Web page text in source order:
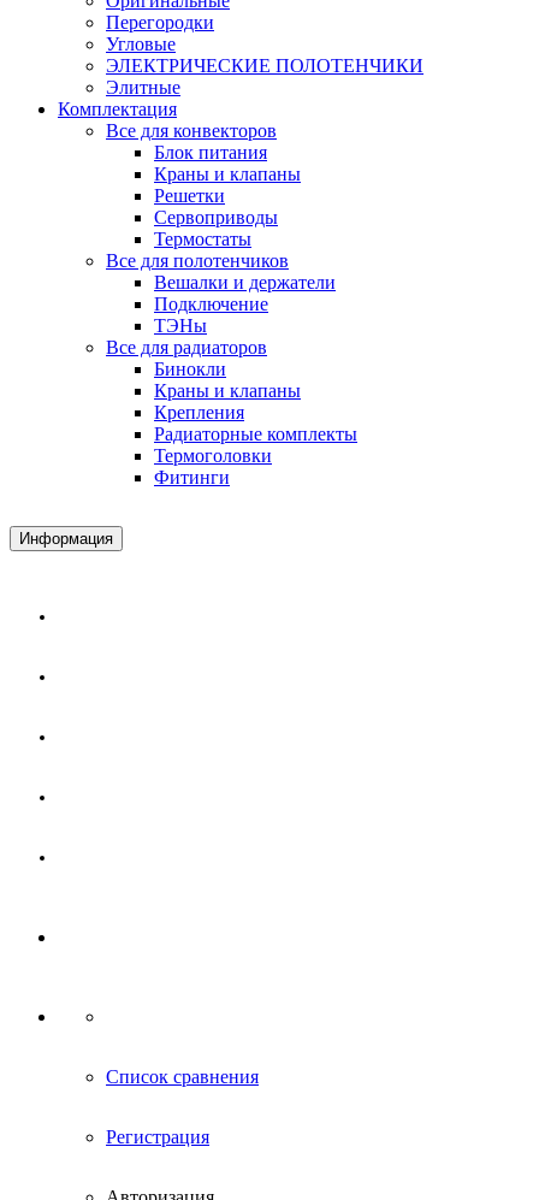
Перегородки
Угловые
ЭЛЕКТРИЧЕСКИЕ ПОЛОТЕНЧИКИ
Элитные
Комплектация
Все для конвекторов
Блок питания
Краны и клапаны
Решетки
Сервоприводы
Термостаты
Все для полотенчиков
Вешалки и держатели
Подключение
ТЭНы
Все для радиаторов
Бинокли
Краны и клапаны
Крепления
Радиаторные комплекты
Термоголовки
Фитинги
Информация
Список сравнения
Регистрация